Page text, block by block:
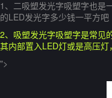
1、二吸塑发光字吸塑字也是
的LED发光字多少钱一平方吧
2、吸塑发光字吸塑字是常见
其内部置入LED灯或是高压
">